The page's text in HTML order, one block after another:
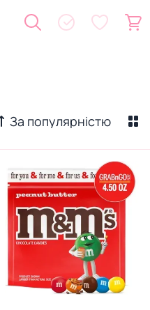
За популярністю